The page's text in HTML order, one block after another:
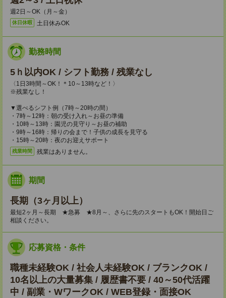
週2日～OK（月～金）
休日休暇 土日休みOK
勤務時間
5ｈ以内OK / シフト勤務 / 残業なし
〈1日3時間～OK！＊10～13時など！〉
※残業なし！
▼選べるシフト例（7時～20時の間）
・7時～12時：朝の受け入れ～お昼の準備
・10時～13時：園児の見守り～お昼の補助
・9時～16時：帰りの会まで！子供の成長を見守る
・15時～20時：夜のお迎えサポート
残業時間 残業はありません。
期間
長期（3ヶ月以上）
最短2ヶ月～長期 ★急募 ★8月～、さらに先のスタートもOK！開始日ご
相談ください。
応募資格・条件
職種未経験OK / 社会人未経験OK / ブランクOK /
10名以上の大量募集 / 履歴書不要 / 40～50代活躍
中 / 副業・WワークOK / WEB登録・面接OK